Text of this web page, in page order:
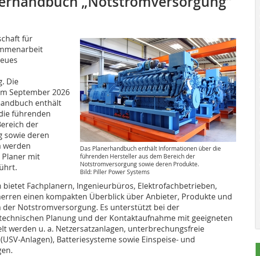
Das Planerhandbuch enthält Informationen über die
führenden Hersteller aus dem Bereich der
Notstromversorgung sowie deren Produkte.
Bild: Piller Power Systems
für
Die
September 2026
enthält
führenden
der
sowie deren
werden
mit
bietet Fachplanern, Ingenieurbüros, Elektrofachbetrieben,
einen kompakten Überblick über Anbieter, Produkte und
der Notstromversorgung. Es unterstützt bei der
Planung und der Kontaktaufnahme mit geeigneten
werden u. a. Netzersatzanlagen, unterbrechungsfreie
Anlagen), Batteriesysteme sowie Einspeise- und